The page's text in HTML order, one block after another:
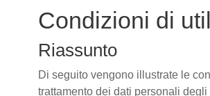
Condizioni di
Riassunto
Di seguito vengono illustrate le
trattamento dei dati personali degli